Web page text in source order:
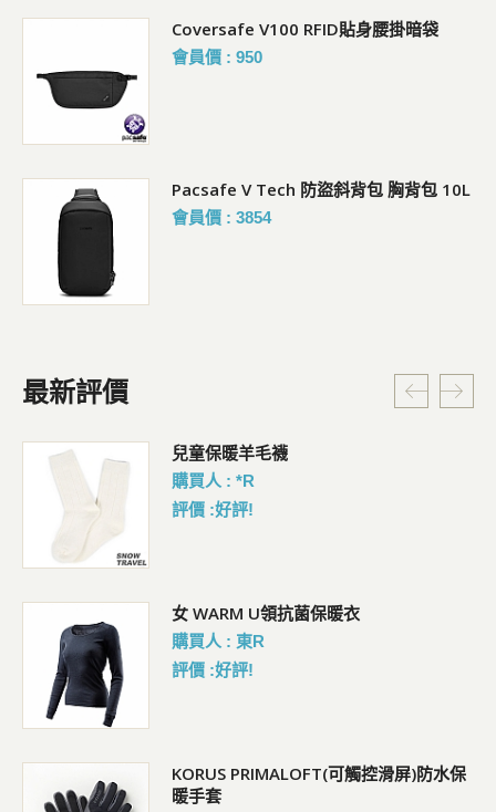
Coversafe V100 RFID貼身腰掛暗袋
會員價 : 950
Pacsafe V Tech 防盜斜背包 胸背包 10L
會員價 : 3854
最新評價
兒童保暖羊毛襪
購買人 : *R
評價 :好評!
女 WARM U領抗菌保暖衣
購買人 : 東R
評價 :好評!
KORUS PRIMALOFT(可觸控滑屏)防水保
暖手套